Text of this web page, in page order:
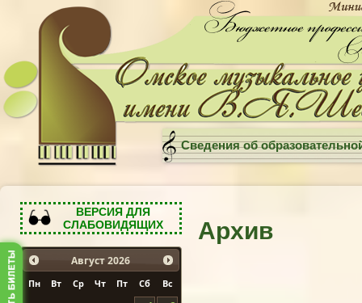
Сведения об
ВЕРСИЯ ДЛЯ
СЛАБОВИДЯЩИХ
Август 2026
Пн Вт Ср Чт Пт Сб
Вс
Архив